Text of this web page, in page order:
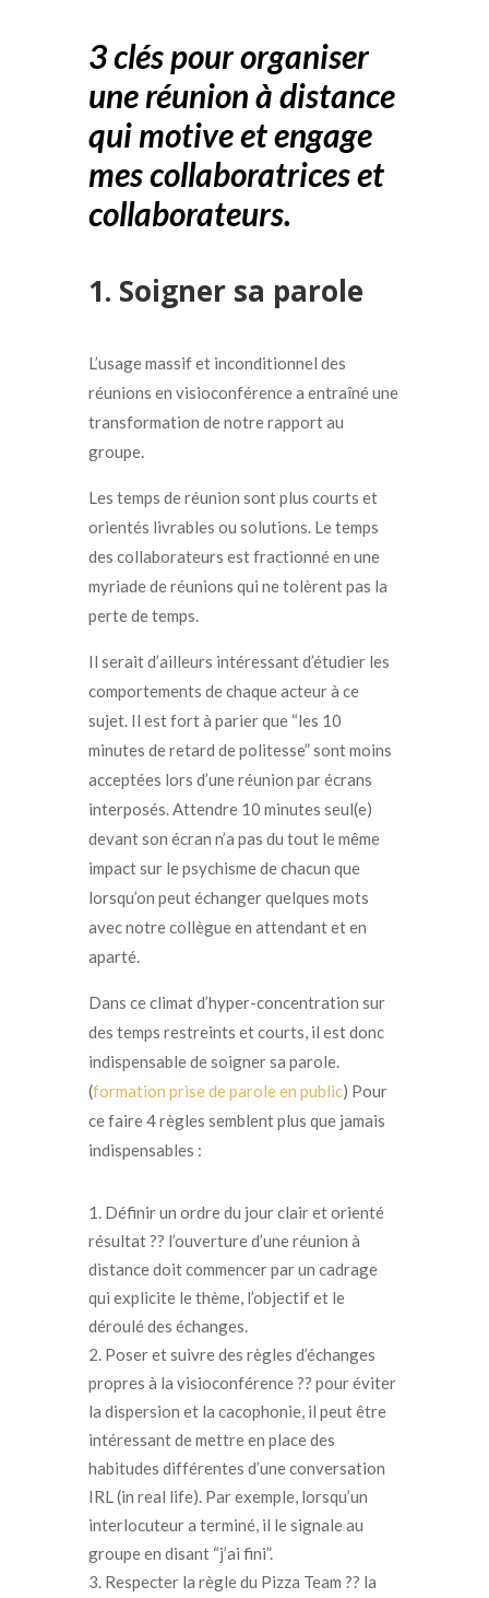
3 clés pour organiser
une réunion à distance
qui motive et engage
mes collaboratrices et
collaborateurs.
1. Soigner sa parole
L’usage massif et inconditionnel des
réunions en visioconférence a entraîné une
transformation de notre rapport au
groupe.
Les temps de réunion sont plus courts et
orientés livrables ou solutions. Le temps
des collaborateurs est fractionné en une
myriade de réunions qui ne tolèrent pas la
perte de temps.
Il serait d’ailleurs intéressant d’étudier les
comportements de chaque acteur à ce
sujet. Il est fort à parier que “les 10
minutes de retard de politesse” sont moins
acceptées lors d’une réunion par écrans
interposés. Attendre 10 minutes seul(e)
devant son écran n’a pas du tout le même
impact sur le psychisme de chacun que
lorsqu’on peut échanger quelques mots
avec notre collègue en attendant et en
aparté.
Dans ce climat d’hyper-concentration sur
des temps restreints et courts, il est donc
indispensable de soigner sa parole.
(formation prise de parole en public) Pour
ce faire 4 règles semblent plus que jamais
indispensables :
Définir un ordre du jour clair et orienté
résultat ?? l’ouverture d’une réunion à
distance doit commencer par un cadrage
qui explicite le thème, l’objectif et le
déroulé des échanges.
Poser et suivre des règles d’échanges
propres à la visioconférence ?? pour éviter
la dispersion et la cacophonie, il peut être
intéressant de mettre en place des
habitudes différentes d’une conversation
IRL (in real life). Par exemple, lorsqu’un
interlocuteur a terminé, il le signale au
groupe en disant “j’ai fini”.
Respecter la règle du Pizza Team ?? la